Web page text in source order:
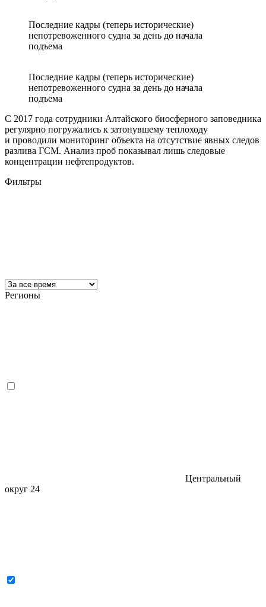
Последние кадры (теперь исторические)
непотревоженного судна за день до начала
подъема
Последние кадры (теперь исторические)
непотревоженного судна за день до начала
подъема
С 2017 года сотрудники Алтайского биосферного заповедника
регулярно погружались к затонувшему теплоходу
и проводили мониторинг объекта на отсутствие явных следов
разлива ГСМ. Анализ проб показывал лишь следовые
концентрации нефтепродуктов.
Фильтры
Регионы
Центральный
округ 24